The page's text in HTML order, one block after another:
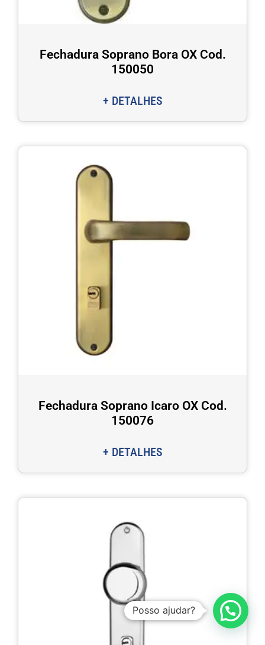
Fechadura Soprano Bora OX Cod.
150050
+ DETALHES
Fechadura Soprano Icaro OX Cod.
150076
+ DETALHES
Posso ajudar?